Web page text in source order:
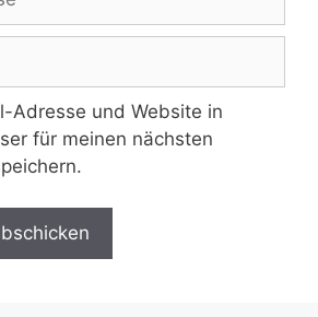
Adresse und Website in
für meinen nächsten